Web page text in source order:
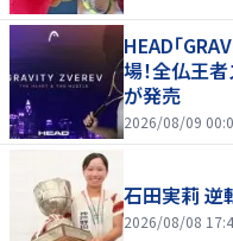
HEAD「
場！全仏王
が発売
2026/08/09
石田実莉 逆
2026/08/08